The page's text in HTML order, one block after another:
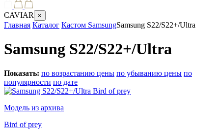
CAVIAR ×
Главная Каталог Кастом SamsungSamsung S22/S22+/Ultra
Samsung S22/S22+/Ultra
Показать: по возрастанию цены по убыванию цены по
популярности по дате
Модель из архива
Bird of prey